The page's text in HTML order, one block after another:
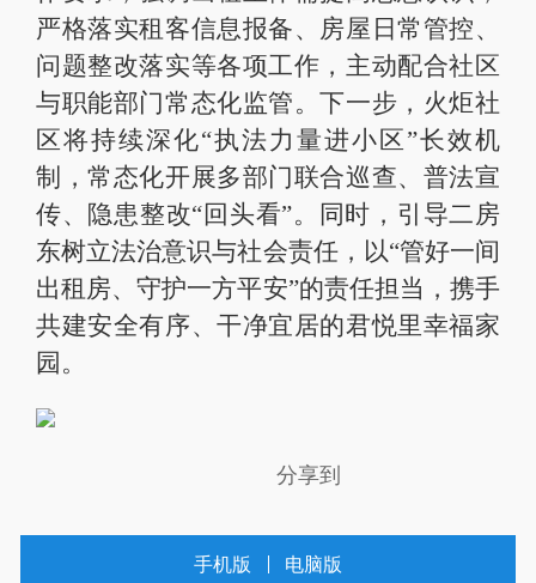
严格落实租客信息报备、房屋日常管控、
问题整改落实等各项工作，主动配合社区
与职能部门常态化监管。下一步，火炬社
区将持续深化“执法力量进小区”长效机
制，常态化开展多部门联合巡查、普法宣
传、隐患整改“回头看”。同时，引导二房
东树立法治意识与社会责任，以“管好一间
出租房、守护一方平安”的责任担当，携手
共建安全有序、干净宜居的君悦里幸福家
园。
分享到
手机版 电脑版